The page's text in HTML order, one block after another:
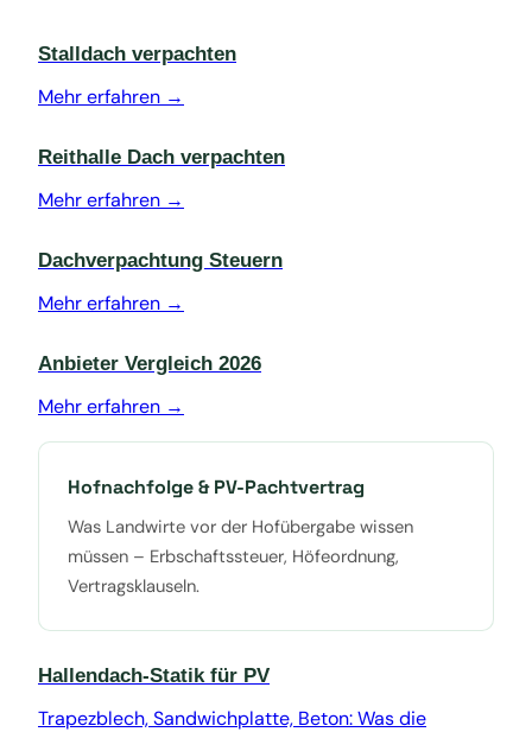
Stalldach verpachten
Mehr erfahren →
Reithalle Dach verpachten
Mehr erfahren →
Dachverpachtung Steuern
Mehr erfahren →
Anbieter Vergleich 2026
Mehr erfahren →
Hofnachfolge & PV-Pachtvertrag
Was Landwirte vor der Hofübergabe wissen
müssen – Erbschaftssteuer, Höfeordnung,
Vertragsklauseln.
Hallendach-Statik für PV
Trapezblech, Sandwichplatte, Beton: Was die